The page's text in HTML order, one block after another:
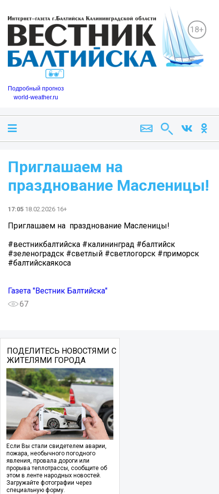
18+
Подробный прогноз
world-weather.ru
Приглашаем на
празднование Масленицы!
17:05 18.02.2026 16+
Приглашаем на празднование Масленицы!
#вестникбалтийска #калининград #балтийск
#зеленоградск #светлый #светлогорск #приморск
#балтийскаякоса
Газета "Вестник Балтийска"
67
ПОДЕЛИТЕСЬ НОВОСТЯМИ С
ЖИТЕЛЯМИ ГОРОДА
Если Вы стали свидетелем аварии,
пожара, необычного погодного
явления, провала дороги или
прорыва теплотрассы, сообщите об
этом в ленте народных новостей.
Загружайте фотографии через
специальную форму.